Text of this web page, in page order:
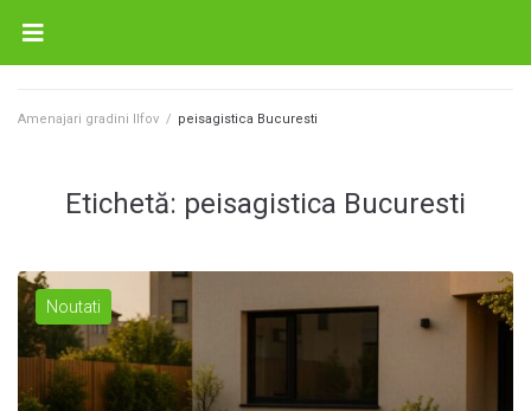
Amenajari gradini Ilfov / peisagistica Bucuresti
Etichetă: peisagistica Bucuresti
Noutati